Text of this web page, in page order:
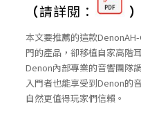
（請詳閱： ）
本文要推薦的這款
門的產品，卻移植自家高階
Denon內部專業的音響團隊
入門者也能享受到Denon的
自然更值得玩家們信賴。